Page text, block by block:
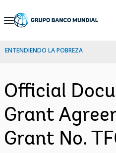
Skip
Navigation
ENTENDIENDO LA POBREZA
Official
Grant
Grant No.